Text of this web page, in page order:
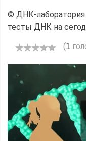
© ДНК-
тесты ДНК на
(1